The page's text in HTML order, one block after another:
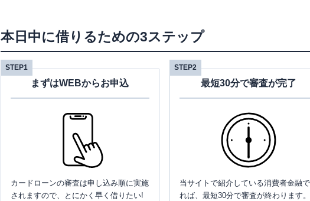
本日中に借りるための3ステップ
STEP1
まずはWEBからお申込
カードローンの審査は申し込み順に実施
されますので、とにかく早く借りたい!
STEP2
最短30分で審査が完了
当サイトで紹介している消費者金融
れば、最短30分で審査が終わります。